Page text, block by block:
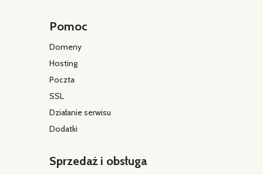
Pomoc
Domeny
Hosting
Poczta
SSL
Działanie serwisu
Dodatki
Sprzedaż i obsługa